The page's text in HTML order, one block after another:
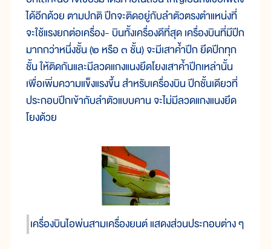
ได้อีกด้วย ตามปกติ ปีกจะติดอยู่กับลำตัวตรงตำแหน่งที่
จะใช้แรงยกต่อเครื่อง- บินทั้งเครื่องดีที่สุด เครื่องบินที่มีปีก
มากกว่าหนึ่งชั้น (๒ หรือ ๓ ชั้น) จะมีเสาค้ำปีก ยึดปีกทุก
ชั้น ให้ติดกันและมีลวดแกงแนงยึดโยงเสาค้ำปีกเหล่านั้น
เพื่อเพิ่มความแข็งแรงขึ้น สำหรับเครื่องบิน ปีกชั้นเดียวที่
ประกอบปีกเข้ากับลำตัวแบบคาน จะไม่มีลวดแกงแนงยึด
โยงด้วย
เครื่องบินไอพ่นสามเครื่องยนต์ แสดงส่วนประกอบต่าง ๆ